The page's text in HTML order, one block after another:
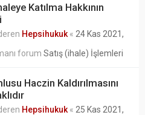
Katılma Hakkının
Hepsihukuk « 24 Kas 2021,
forum Satış (ihale) İşlemleri
Haczin Kaldırılmasını
Hepsihukuk « 25 Kas 2021,